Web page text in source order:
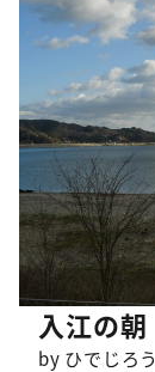
入江の朝
by ひでじろう